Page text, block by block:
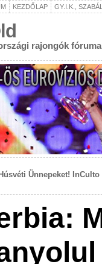
KEZDŐLAP GY.I.K.,
rajongók fóruma
Ünnepeket!